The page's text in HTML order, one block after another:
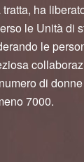
ha
le Unità di
le
di
7000.